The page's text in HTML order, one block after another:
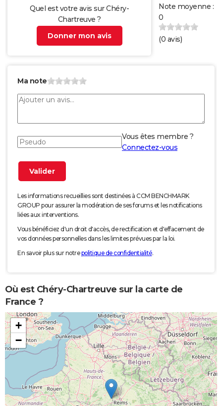
Quel est votre avis sur Chéry-
Chartreuve ?
Donner mon avis
Note moyenne :
0
(0 avis)
Ma note
Vous êtes membre ?
Connectez-vous
Les informations recueillies sont destinées à CCM BENCHMARK
GROUP pour assurer la modération de ses forums et les notifications
liées aux interventions.
Vous bénéficiez d'un droit d'accès, de rectification et d'effacement de
vos données personnelles dans les limites prévues par la loi.
En savoir plus sur notrepolitique de confidentialité.
Où est Chéry-Chartreuve sur la carte de
France ?
+
−